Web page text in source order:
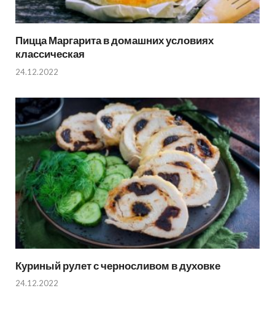
Пицца Маргарита в домашних условиях
классическая
24.12.2022
Куриный рулет с черносливом в духовке
24.12.2022